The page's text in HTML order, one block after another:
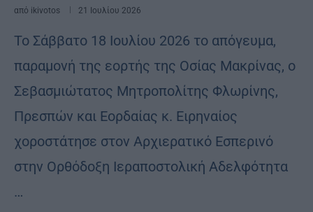
από ikivotos 21 Ιουλίου 2026
Το Σάββατο 18 Ιουλίου 2026 το απόγευμα,
παραμονή της εορτής της Οσίας Μακρίνας, ο
Σεβασμιώτατος Μητροπολίτης Φλωρίνης,
Πρεσπών και Εορδαίας κ. Ειρηναίος
χοροστάτησε στον Αρχιερατικό Εσπερινό
στην Ορθόδοξη Ιεραποστολική Αδελφότητα
…